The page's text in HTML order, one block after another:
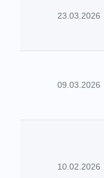
23.03.2026
09.03.2026
10.02.2026